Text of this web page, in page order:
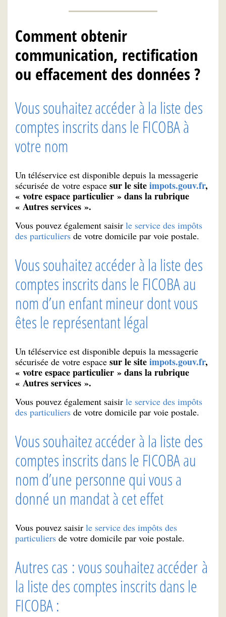
Comment obtenir
communication, rectification
ou effacement des données ?
Vous souhaitez accéder à la liste des
comptes inscrits dans le FICOBA à
votre nom
Un téléservice est disponible depuis la messagerie
sécurisée de votre espace sur le siteimpots.gouv.fr,
« votre espace particulier » dans la rubrique
« Autres services ».
Vous pouvez également saisir le service des impôts
des particuliers de votre domicile par voie postale.
Vous souhaitez accéder à la liste des
comptes inscrits dans le FICOBA au
nom d’un enfant mineur dont vous
êtes le représentant légal
Un téléservice est disponible depuis la messagerie
sécurisée de votre espace sur le siteimpots.gouv.fr,
« votre espace particulier » dans la rubrique
« Autres services ».
Vous pouvez également saisir le service des impôts
des particuliers de votre domicile par voie postale.
Vous souhaitez accéder à la liste des
comptes inscrits dans le FICOBA au
nom d’une personne qui vous a
donné un mandat à cet effet
Vous pouvez saisir le service des impôts des
particuliers de votre domicile par voie postale.
Autres cas : vous souhaitez accéder à
la liste des comptes inscrits dans le
FICOBA :